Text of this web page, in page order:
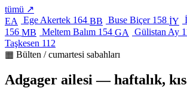
tümü ↗
EA
Ege Akertek 164 BB Buse Biçer 158 İY
156 MB Meltem Balım 154 GA Gülistan Ay
Taşkesen 112
▦ Bülten / cumartesi sabahları
Adgager ailesi — haftalık,